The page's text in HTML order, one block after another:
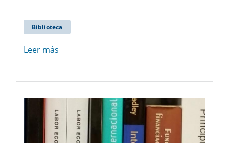
Biblioteca
Leer más